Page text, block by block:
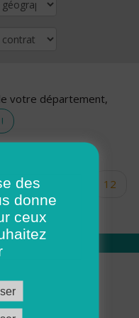
votre département,
10
12
16 17
des
donne
ceux